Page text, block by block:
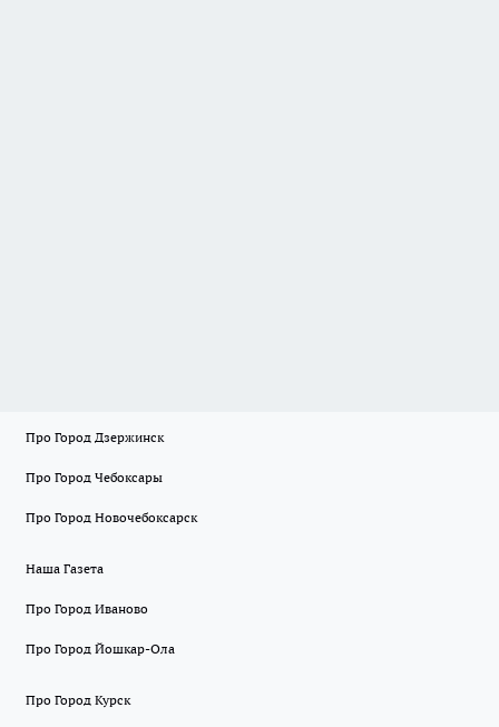
Про Город Дзержинск
Про Город Чебоксары
Про Город Новочебоксарск
Наша Газета
Про Город Иваново
Про Город Йошкар-Ола
Про Город Курск